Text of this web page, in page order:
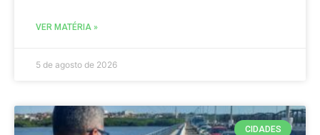
VER MATÉRIA »
5 de agosto de 2026
CIDADES